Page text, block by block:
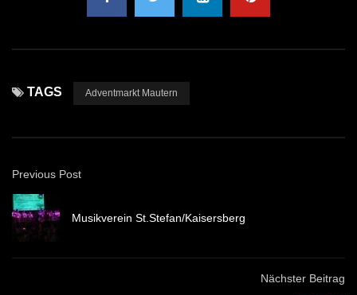
TAGS Adventmarkt Mautern
Previous Post
Musikverein St.Stefan/Kaisersberg
Nächster Beitrag